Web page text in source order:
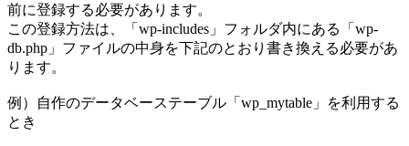
前に登録する必要があります。
この登録方法は、「wp-includes」フォルダ内にある「wp-
db.php」ファイルの中身を下記のとおり書き換える必要があ
ります。
例）自作のデータベーステーブル「wp_mytable」を利用する
とき